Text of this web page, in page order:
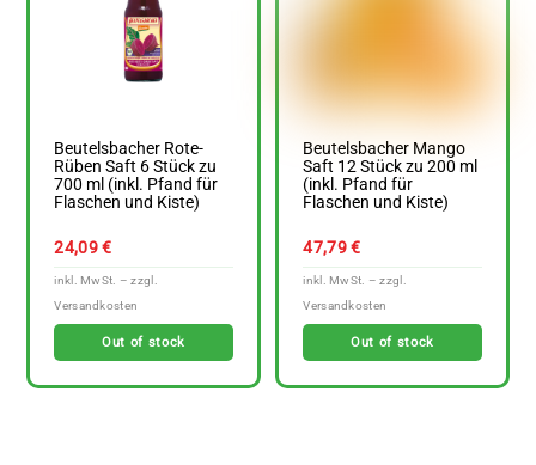
Beutelsbacher Rote-
Rüben Saft 6 Stück zu
700 ml (inkl. Pfand für
Flaschen und Kiste)
24,09€
Out of stock
Beutelsbacher Mango
Saft 12 Stück zu 200 ml
(inkl. Pfand für
Flaschen und Kiste)
47,79€
Out of stock